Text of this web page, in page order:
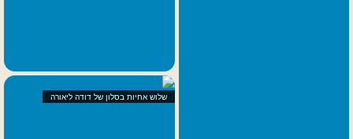
שלוש אחיות בסלון של דודה ליאורה